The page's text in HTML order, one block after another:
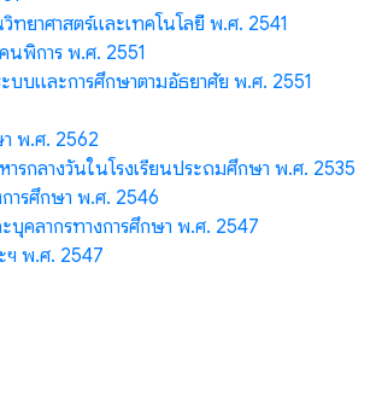
ยาศาสตร์และเทคโนโลยี พ.ศ. 2541
นพิการ พ.ศ. 2551
บและการศึกษาตามอัธยาศัย พ.ศ. 2551
พ.ศ. 2562
รกลางวันในโรงเรียนประถมศึกษา พ.ศ. 2535
ารศึกษา พ.ศ. 2546
บุคลากรทางการศึกษา พ.ศ. 2547
ฯ พ.ศ. 2547